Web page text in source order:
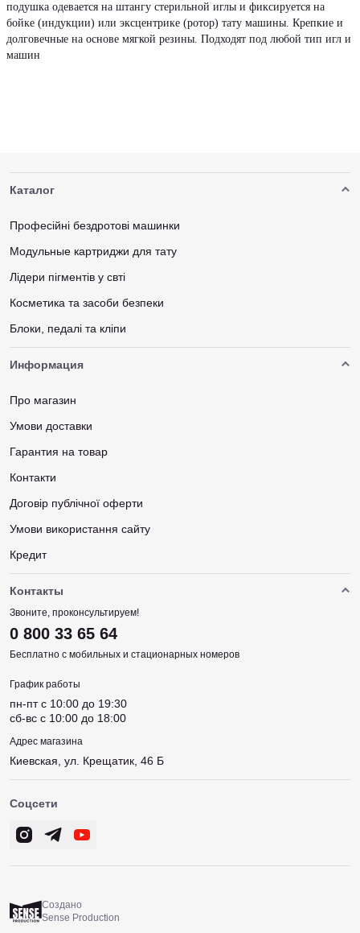
подушка одевается на штангу стерильной иглы и фиксируется на
бойке (индукции) или эксцентрике (ротор) тату машины. Крепкие и
долговечные на основе мягкой резины. Подходят под любой тип игл и
машин
Каталог
Професійні бездротові машинки
Модульные картриджи для тату
Лідери пігментів у свті
Косметика та засоби безпеки
Блоки, педалі та кліпи
Информация
Про магазин
Умови доставки
Гарантия на товар
Контакти
Договір публічної оферти
Умови використання сайту
Кредит
Контакты
Звоните, проконсультируем!
0 800 33 65 64
Бесплатно с мобильных и стационарных номеров
График работы
пн-пт c 10:00 до 19:30
сб-вс c 10:00 до 18:00
Адрес магазина
Киевская, ул. Крещатик, 46 Б
Соцсети
Создано
Sense Production